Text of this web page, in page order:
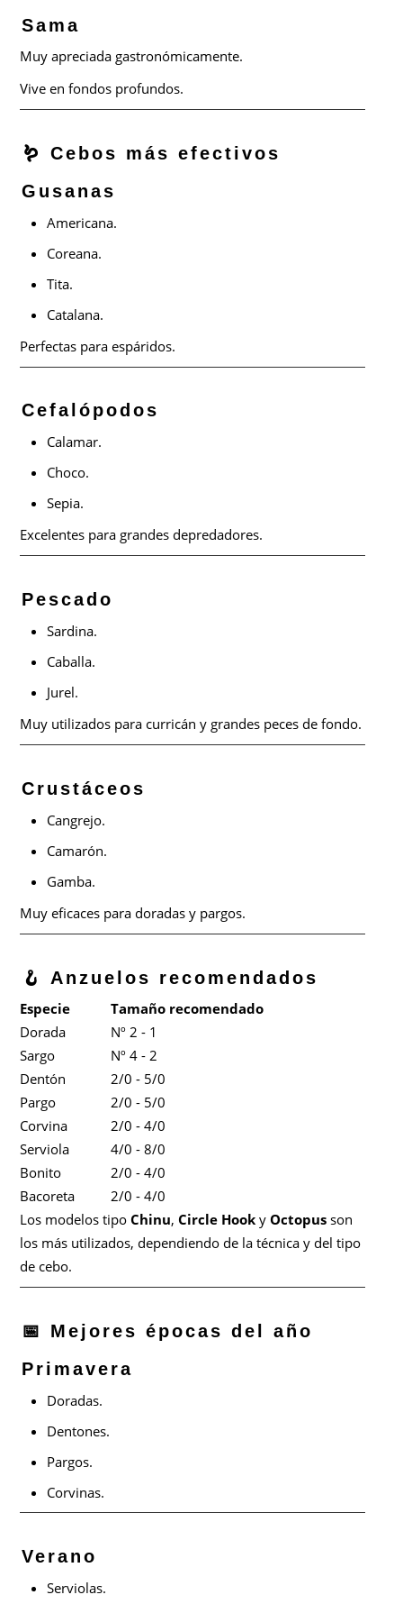
Sama
Muy apreciada gastronómicamente.
Vive en fondos profundos.
🪱 Cebos más efectivos
Gusanas
Americana.
Coreana.
Tita.
Catalana.
Perfectas para espáridos.
Cefalópodos
Calamar.
Choco.
Sepia.
Excelentes para grandes depredadores.
Pescado
Sardina.
Caballa.
Jurel.
Muy utilizados para curricán y grandes peces de fondo.
Crustáceos
Cangrejo.
Camarón.
Gamba.
Muy eficaces para doradas y pargos.
🪝 Anzuelos recomendados
Especie
Tamaño recomendado
Dorada
Nº 2 - 1
Sargo
Nº 4 - 2
Dentón
2/0 - 5/0
Pargo
2/0 - 5/0
Corvina
2/0 - 4/0
Serviola
4/0 - 8/0
Bonito
2/0 - 4/0
Bacoreta
2/0 - 4/0
Los modelos tipoChinu,Circle Hook yOctopus son
los más utilizados, dependiendo de la técnica y del tipo
de cebo.
📅 Mejores épocas del año
Primavera
Doradas.
Dentones.
Pargos.
Corvinas.
Verano
Serviolas.